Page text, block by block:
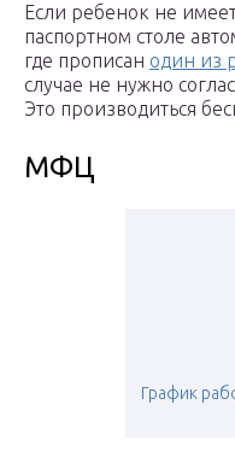
Если ребенок не
паспортном столе
где прописан один из
случае не нужно
Это производиться
МФЦ
График